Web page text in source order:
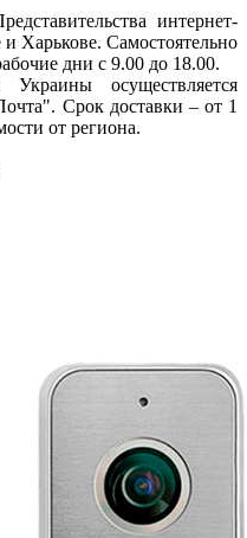
интернет-
Харькове. Самостоятельно
дни с 9.00 до 18.00.
осуществляется
Срок доставки – от 1
от региона.